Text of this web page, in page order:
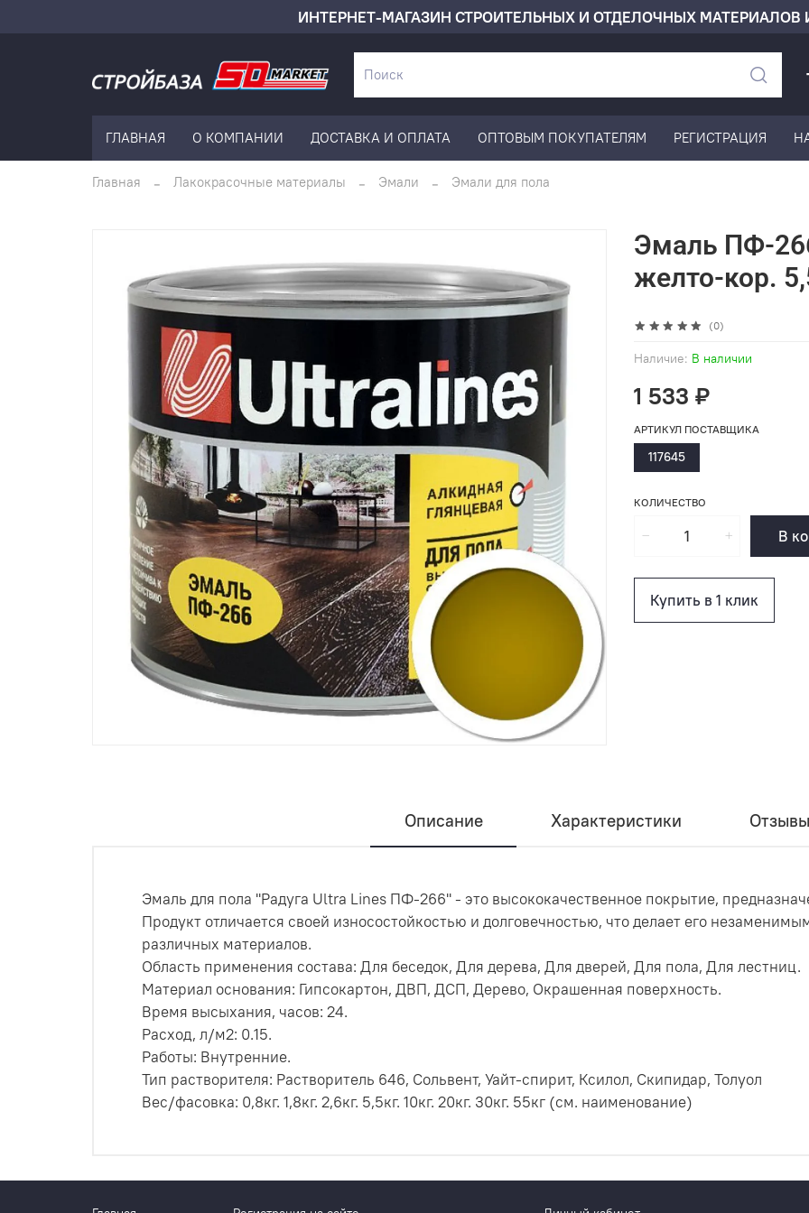
ИНТЕРНЕТ-МАГАЗИН СТРОИТЕЛЬНЫХ И ОТДЕЛОЧНЫХ МАТЕРИАЛОВ
ГЛАВНАЯ О КОМПАНИИ ДОСТАВКА И ОПЛАТА ОПТОВЫМ ПОКУПАТЕЛЯМ РЕГИСТРАЦИЯ
Главная Лакокрасочные материалы Эмали Эмали для пола
(0)
Наличие: В наличии
Эмаль ПФ-
желто-кор.
1 533 ₽
КОЛИЧЕСТВО
В
Купить в 1 клик
АРТИКУЛ ПОСТАВЩИКА
117645
Описание Характеристики Отзывы
Эмаль для пола ''Радуга Ultra Lines ПФ-266'' - это высококачественное покрытие,
Продукт отличается своей износостойкостью и долговечностью, что делает его
различных материалов.
Область применения состава: Для беседок, Для дерева, Для дверей, Для пола, Для лестниц.
Материал основания: Гипсокартон, ДВП, ДСП, Дерево, Окрашенная поверхность.
Время высыхания, часов: 24.
Расход, л/м2: 0.15.
Работы: Внутренние.
Тип растворителя: Растворитель 646, Сольвент, Уайт-спирит, Ксилол, Скипидар, Толуол
Вес/фасовка: 0,8кг. 1,8кг. 2,6кг. 5,5кг. 10кг. 20кг. 30кг. 55кг (см. наименование)